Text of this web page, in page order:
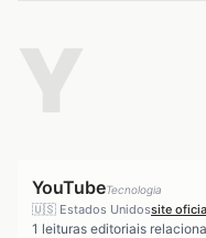
YouTubeTecnologia
🇺🇸 Estados Unidossite
1 leituras editoriais